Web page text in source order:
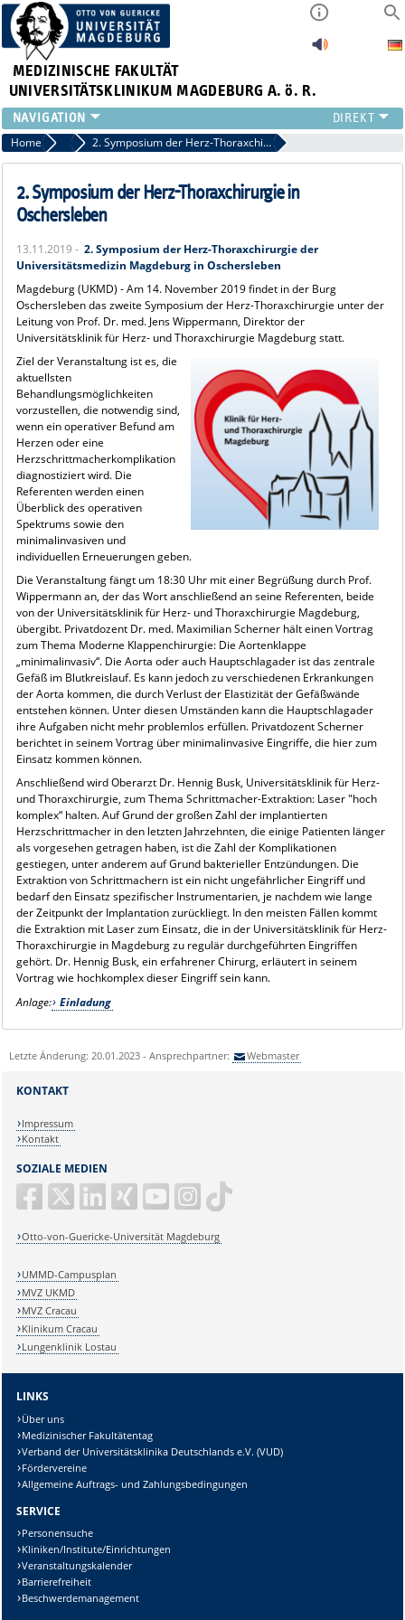
MEDIZINISCHE FAKULTÄT
UNIVERSITÄTSKLINIKUM MAGDEBURG A. ö. R.
INSTITUTE
KLINIKEN
ZENTRALE EINRICHTUNGEN
FORSCHUNG
ÜBER UNS
INTRANET
Home Archiv 2019 2. Symposium der Herz-Thoraxchirurgie in Oschersleben
2. Symposium der Herz-Thoraxchirurgie in
Oschersleben
13.11.2019 - 2. Symposium der Herz-Thoraxchirurgie der
Universitätsmedizin Magdeburg in Oschersleben
Magdeburg (UKMD) - Am 14. November 2019 findet in der Burg
Oschersleben das zweite Symposium der Herz-Thoraxchirurgie unter der
Leitung von Prof. Dr. med. Jens Wippermann, Direktor der
Universitätsklinik für Herz- und Thoraxchirurgie Magdeburg statt.
Ziel der Veranstaltung ist es, die
aktuellsten
Behandlungsmöglichkeiten
vorzustellen, die notwendig sind,
wenn ein operativer Befund am
Herzen oder eine
Herzschrittmacherkomplikation
diagnostiziert wird. Die
Referenten werden einen
Überblick des operativen
Spektrums sowie den
minimalinvasiven und
individuellen Erneuerungen geben.
Die Veranstaltung fängt um 18:30 Uhr mit einer Begrüßung durch Prof.
Wippermann an, der das Wort anschließend an seine Referenten, beide
von der Universitätsklinik für Herz- und Thoraxchirurgie Magdeburg,
übergibt. Privatdozent Dr. med. Maximilian Scherner hält einen Vortrag
zum Thema Moderne Klappenchirurgie: Die Aortenklappe
„minimalinvasiv“. Die Aorta oder auch Hauptschlagader ist das zentrale
Gefäß im Blutkreislauf. Es kann jedoch zu verschiedenen Erkrankungen
der Aorta kommen, die durch Verlust der Elastizität der Gefäßwände
entstehen können. Unter diesen Umständen kann die Hauptschlagader
ihre Aufgaben nicht mehr problemlos erfüllen. Privatdozent Scherner
berichtet in seinem Vortrag über minimalinvasive Eingriffe, die hier zum
Einsatz kommen können.
Anschließend wird Oberarzt Dr. Hennig Busk, Universitätsklinik für Herz-
und Thoraxchirurgie, zum Thema Schrittmacher-Extraktion: Laser "hoch
komplex“ halten. Auf Grund der großen Zahl der implantierten
Herzschrittmacher in den letzten Jahrzehnten, die einige Patienten länger
als vorgesehen getragen haben, ist die Zahl der Komplikationen
gestiegen, unter anderem auf Grund bakterieller Entzündungen. Die
Extraktion von Schrittmachern ist ein nicht ungefährlicher Eingriff und
bedarf den Einsatz spezifischer Instrumentarien, je nachdem wie lange
der Zeitpunkt der Implantation zurückliegt. In den meisten Fällen kommt
die Extraktion mit Laser zum Einsatz, die in der Universitätsklinik für Herz-
Thoraxchirurgie in Magdeburg zu regulär durchgeführten Eingriffen
gehört. Dr. Hennig Busk, ein erfahrener Chirurg, erläutert in seinem
Vortrag wie hochkomplex dieser Eingriff sein kann.
Anlage: Einladung
Letzte Änderung: 20.01.2023 - Ansprechpartner: Webmaster
SOZIALE MEDIEN
Otto-von-Guericke-Universität Magdeburg
KONTAKT
Impressum
Kontakt
UMMD-Campusplan
MVZ UKMD
MVZ Cracau
Klinikum Cracau
Lungenklinik Lostau
LINKS
Über uns
Medizinischer Fakultätentag
Verband der Universitätsklinika Deutschlands e.V. (VUD)
Fördervereine
Allgemeine Auftrags- und Zahlungsbedingungen
SERVICE
Personensuche
Kliniken/Institute/Einrichtungen
Veranstaltungskalender
Barrierefreiheit
Beschwerdemanagement